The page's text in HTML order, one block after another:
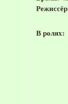
В ролях: